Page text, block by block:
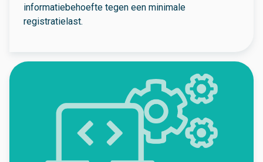
informatiebehoefte tegen een minimale
registratielast.